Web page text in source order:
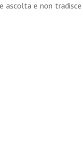
ascolta e non